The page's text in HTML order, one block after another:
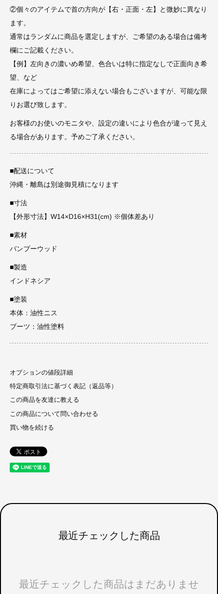
②個々のアイテムで首の方向が【右・正面・左】と微妙に異なり
ます。
通常はランダムに商品を選定しますが、ご希望のある場合は備考
欄にご記載ください。
【例】左向きの濃いめ希望、色合いは特に指定なしで正面向き希
望、など
在庫によってはご希望に添えない場合もございますが、可能な限
りお選び致します。
お客様のお使いのモニタや、設定の違いにより色合が違って見え
る場合があります。予めご了承ください。
■配送について
沖縄・離島は別途御見積になります
■寸法
【外形寸法】W14×D16×H31(cm) ※個体差あり
■素材
バンブーウッド
■製造
インドネシア
■塗装
本体：油性ニス
ブーツ：油性塗料
オプションの値段詳細
特定商取引法に基づく表記（返品等）
この商品を友達に教える
この商品について問い合わせる
買い物を続ける
最近チェックした商品
最近チェックした商品はまだありませ